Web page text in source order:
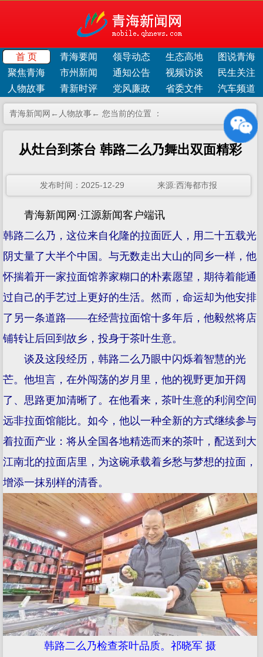
首 页 青海要闻 领导动态 生态高地
图说青海
聚焦青海
市州新闻 通知公告 视频访谈
民生关注
人物故事
青新时评 党风廉政 省委文件 汽车频道
青海新闻网← ← 您当前的位置 ：
人物故事
从灶台到茶台 韩路二么乃舞出双面精彩
发布时间：2025-12-29 来源:西海都市报
青海新闻网·江源新闻客户端讯
韩路二么乃，这位来自化隆的拉面匠人，用二十五载光
阴丈量了大半个中国。与无数走出大山的同乡一样，他
怀揣着开一家拉面馆养家糊口的朴素愿望，期待着能通
过自己的手艺过上更好的生活。然而，命运却为他安排
了另一条道路——在经营拉面馆十多年后，他毅然将店
铺转让后回到故乡，投身于茶叶生意。
谈及这段经历，韩路二么乃眼中闪烁着智慧的光
芒。他坦言，在外闯荡的岁月里，他的视野更加开阔
了、思路更加清晰了。在他看来，茶叶生意的利润空间
远非拉面馆能比。如今，他以一种全新的方式继续参与
着拉面产业：将从全国各地精选而来的茶叶，配送到大
江南北的拉面店里，为这碗承载着乡愁与梦想的拉面，
增添一抹别样的清香。
韩路二么乃检查茶叶品质。祁晓军 摄